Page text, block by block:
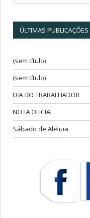
ÚLTIMAS PUBLICAÇÕES
(sem título)
(sem título)
DIA DO TRABALHADOR
NOTA OFICIAL
Sábado de Aleluia